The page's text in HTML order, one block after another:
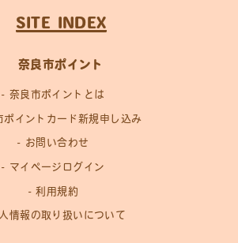
SITE INDEX
奈良市ポイント
奈良市ポイントとは
ポイントカード新規申し込み
お問い合わせ
マイページログイン
利用規約
情報の取り扱いについて